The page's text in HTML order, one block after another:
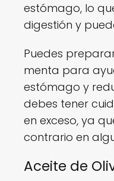
estómago, lo
digestión y
Puedes
menta para
estómago y
debes tener
en exceso, ya
contrario en
Aceite de